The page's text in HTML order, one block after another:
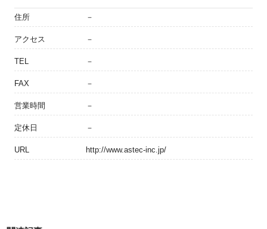
住所 －
アクセス －
TEL －
FAX －
営業時間 －
定休日 －
URL http://www.astec-inc.jp/